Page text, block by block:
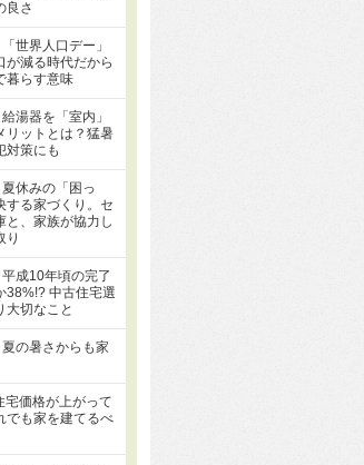
良さ
世界人口デー」
が減る時代だから
暮らす意味
湯器を「室内」
リットとは？猛暑
対策にも
休みの「困っ
する家づくり。セ
と、家族が協力し
り
成10年頃の完了
38%!? 中古住宅選
大切なこと
の暑さからも家
宅価格が上がって
でも家を建てるべ